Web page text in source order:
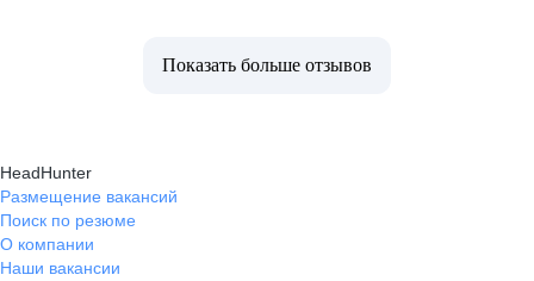
Показать больше отзывов
HeadHunter
Размещение вакансий
Поиск по резюме
О компании
Наши вакансии